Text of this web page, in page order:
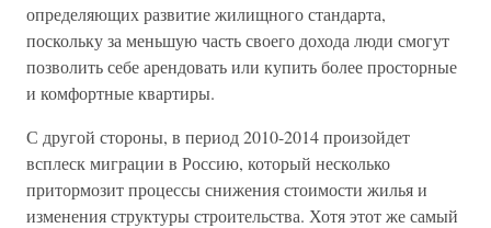
определяющих развитие жилищного стандарта,
поскольку за меньшую часть своего дохода люди смогут
позволить себе арендовать или купить более просторные
и комфортные квартиры.
С другой стороны, в период 2010-2014 произойдет
всплеск миграции в Россию, который несколько
притормозит процессы снижения стоимости жилья и
изменения структуры строительства. Хотя этот же самый